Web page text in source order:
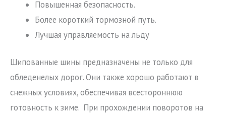
Повышенная безопасность.
Более короткий тормозной путь.
Лучшая управляемость на льду
Шипованные шины предназначены не только для
обледенелых дорог. Они также хорошо работают в
снежных условиях, обеспечивая всестороннюю
готовность к зиме. При прохождении поворотов на